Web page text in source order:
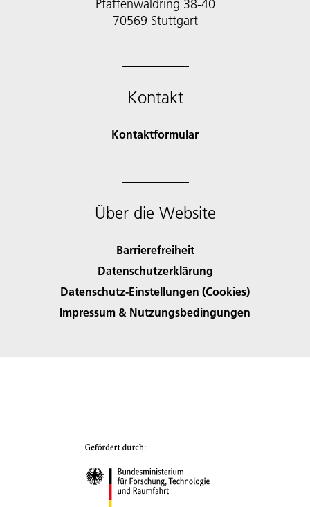
Pfaffenwaldring 38-40
70569 Stuttgart
Kontakt
Kontaktformular
Über die Website
Barrierefreiheit
Datenschutzerklärung
Datenschutz-Einstellungen (Cookies)
Impressum & Nutzungsbedingungen